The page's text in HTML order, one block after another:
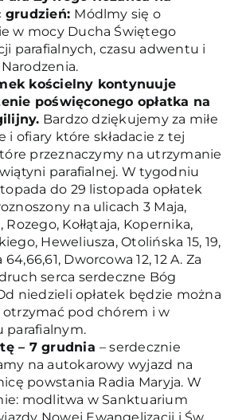
grudzień: Módlmy się o
w mocy Ducha Świętego
parafialnych, czasu adwentu i
kościelny kontynuuje
poświęconego opłatka na
Bardzo dziękujemy za miłe
i ofiary które składacie z tej
przeznaczymy na utrzymanie
parafialnej. W tygodniu
do 29 listopada opłatek
na ulicach 3 Maja,
Rozego, Kołłątaja, Kopernika,
Heweliusza, Otolińska 15, 19,
Dworcowa 12, 12 A. Za
serca serdeczne Bóg
niedzieli opłatek będzie można
otrzymać pod chórem i w
parafialnym.
– 7 grudnia– serdecznie
na autokarowy wyjazd na
powstania Radia Maryja. W
modlitwa w Sanktuarium
Nowej Ewangelizacji i Św.